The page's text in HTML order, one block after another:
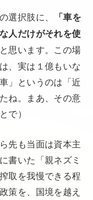
択肢に、
「車を
人だけがそれを使
思います。この場
、実は１億もいな
」というのは「近
ね。まあ、その意
で）
先も当面は資本主
書いた「親ネズミ
取を我慢できる程
策を、国境を越え